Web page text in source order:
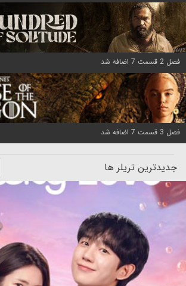
فصل 2 قسمت 7 اضافه شد
فصل 3 قسمت 7 اضافه شد
جدیدترین تریلر ها